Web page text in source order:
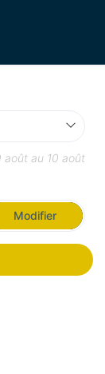
août au 10 août
Modifier